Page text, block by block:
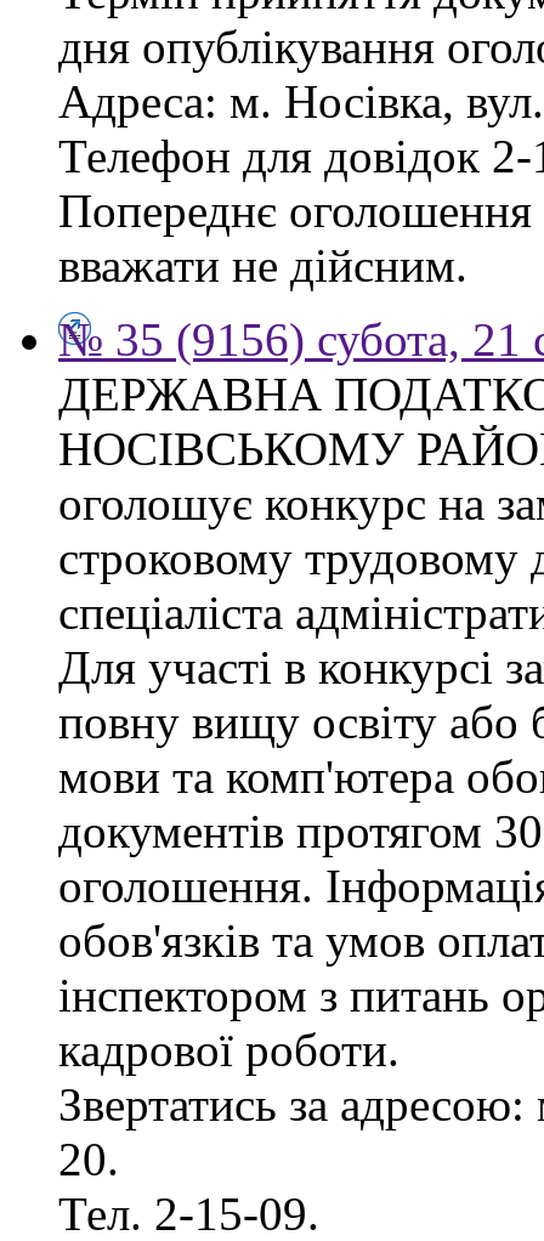
дня опублікування
Адреса: м. Носівка,
Телефон для довідок
Попереднє
вважати не дійсним.
№ 35 (9156) субота, 21
ДЕРЖАВНА
НОСІВСЬКОМУ
оголошує конкурс на
строковому трудовому
спеціаліста
Для участі в конкурсі
повну вищу освіту або
мови та комп'ютера
документів протягом
оголошення.
обов'язків та умов
інспектором з питань
кадрової роботи.
Звертатись за
20.
Тел. 2-15-09.